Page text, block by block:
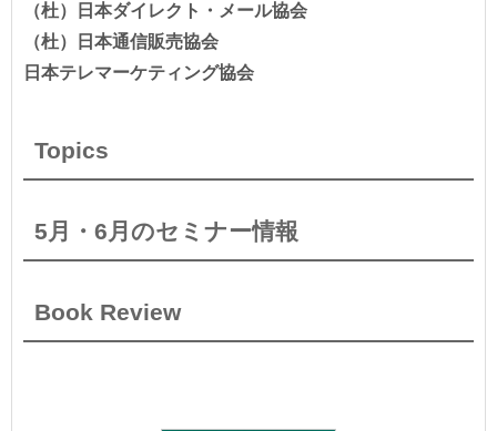
（杜）日本ダイレクト・メール協会
（杜）日本通信販売協会
日本テレマーケティング協会
Topics
5月・6月のセミナー情報
Book Review